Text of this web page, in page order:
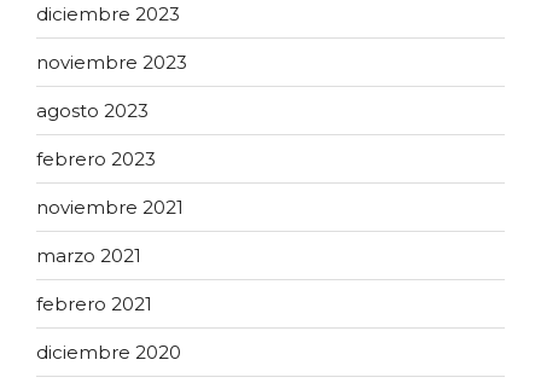
diciembre 2023
noviembre 2023
agosto 2023
febrero 2023
noviembre 2021
marzo 2021
febrero 2021
diciembre 2020